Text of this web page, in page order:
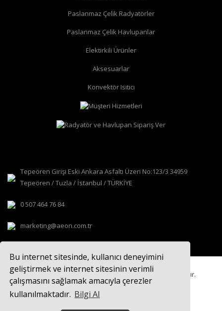
Bu internet sitesinde, kullanıcı deneyimini
geliştirmek ve internet sitesinin verimli
çalışmasını sağlamak amacıyla çerezler
kullanılmaktadır. Bilgi Al
düz radyatör vanası
köşe radyatör vanası
Paslanmaz Çelik Radyatörler
Paslanmaz Çelik Havlupanlar
Elektirkili Ürünler
Aksesuarlar
Konvektör Isıtıcı
Tepeören Girişi Eski Ankara Asfaltı Üzeri No:123/3 34959
Tepeören / Tuzla / İstanbul / TÜRKİYE
0 507 464 76 84
marketing@aeon.com.tr
© 2021AEON TASARIM RADYATÖRTüm hakları saklıdır.